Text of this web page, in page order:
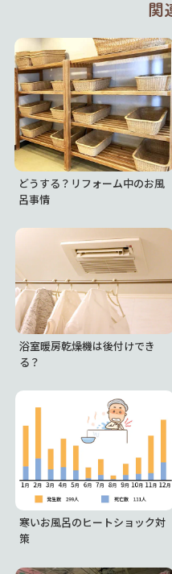
関
どうする？リフォーム中のお風
呂事情
浴室暖房乾燥機は後付けでき
る？
寒いお風呂のヒートショック対
策